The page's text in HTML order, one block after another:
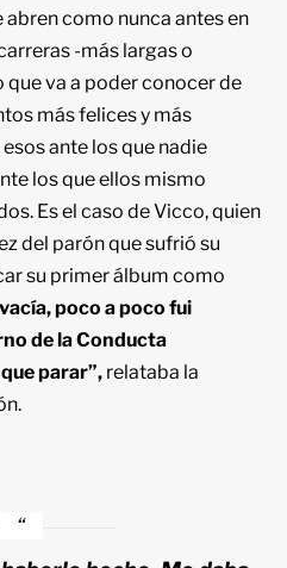
como nunca antes en
-más largas o
va a poder conocer de
más felices y más
ante los que nadie
los que ellos mismo
Es el caso de Vicco, quien
del parón que sufrió su
su primer álbum como
poco a poco fui
de la Conducta
parar”, relataba la